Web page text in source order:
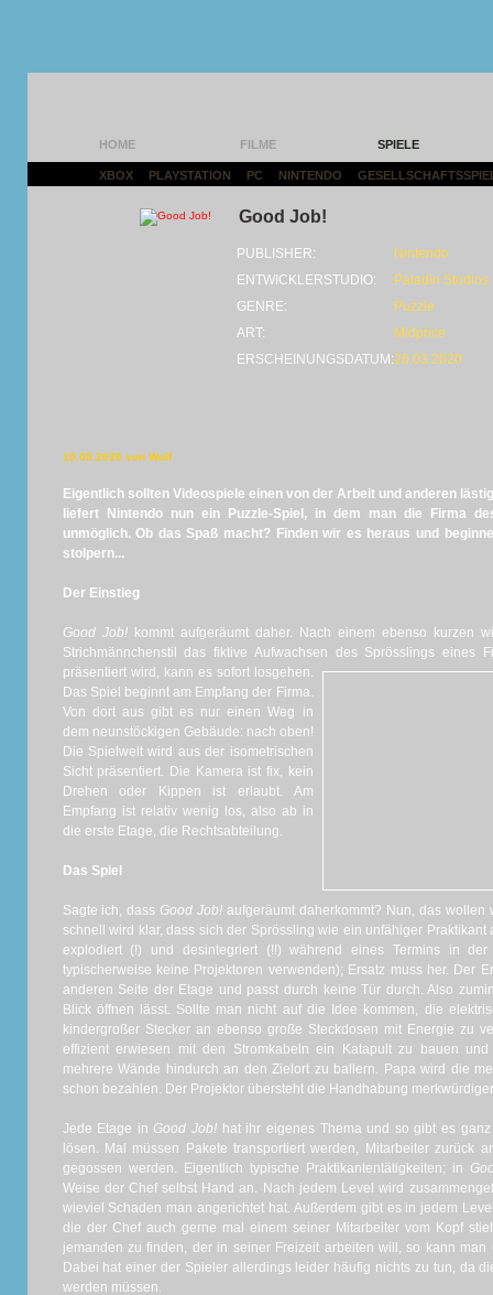
HOME FILME SPIELE
XBOX PLAYSTATION PC NINTENDO
Good Job!
PUBLISHER:
Nintendo
ENTWICKLERSTUDIO:
Paladin Studios
GENRE:
Puzzle
ART:
Midprice
ERSCHEINUNGSDATUM:26.03.2020
10.05.2020 von Wolf
Eigentlich sollten Videospiele einen von der Arbeit und anderen
liefert Nintendo nun ein Puzzle-Spiel, in dem man die Firma
unmöglich. Ob das Spaß macht? Finden wir es heraus und
stolpern...
Der Einstieg
Good Job!kommt aufgeräumt daher. Nach einem ebenso kurzen
Strichmännchenstil das fiktive Aufwachsen des Sprösslings eines
präsentiert wird, kann es sofort losgehen.
Das Spiel beginnt am Empfang der Firma.
Von dort aus gibt es nur einen Weg in
dem neunstöckigen Gebäude: nach oben!
Die Spielwelt wird aus der isometrischen
Sicht präsentiert. Die Kamera ist fix, kein
Drehen oder Kippen ist erlaubt. Am
Empfang ist relativ wenig los, also ab in
die erste Etage, die Rechtsabteilung.
Das Spiel
Sagte ich, dass Good Job! aufgeräumt daherkommt? Nun, das
schnell wird klar, dass sich der Sprössling wie ein unfähiger Praktikant
explodiert (!) und desintegriert (!!) während eines Termins in der
typischerweise keine Projektoren verwenden); Ersatz muss her. Der
anderen Seite der Etage und passt durch keine Tür durch. Also
Blick öffnen lässt. Sollte man nicht auf die Idee kommen, die
kindergroßer Stecker an ebenso große Steckdosen mit Energie zu
effizient erwiesen mit den Stromkabeln ein Katapult zu bauen
mehrere Wände hindurch an den Zielort zu ballern. Papa wird die
schon bezahlen. Der Projektor übersteht die Handhabung
Jede Etage in Good Job! hat ihr eigenes Thema und so gibt es
lösen. Mal müssen Pakete transportiert werden, Mitarbeiter zurück
gegossen werden. Eigentlich typische Praktikantentätigkeiten; in
Weise der Chef selbst Hand an. Nach jedem Level wird
wieviel Schaden man angerichtet hat. Außerdem gibt es in jedem
die der Chef auch gerne mal einem seiner Mitarbeiter vom Kopf
jemanden zu finden, der in seiner Freizeit arbeiten will, so kann man
Dabei hat einer der Spieler allerdings leider häufig nichts zu tun, da
werden müssen.